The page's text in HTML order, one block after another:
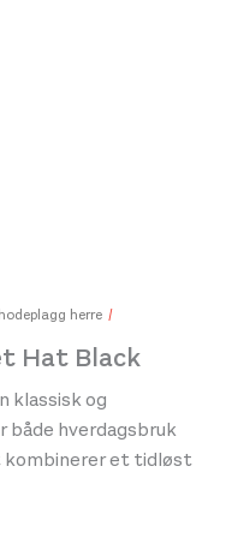
herre
Hat Black
klassisk og
hverdagsbruk
et tidløst
som gjør den godt